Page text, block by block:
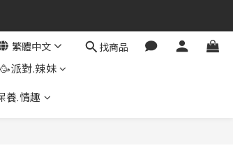
繁體中文 找商品
🥳派對.辣妹
養.情趣